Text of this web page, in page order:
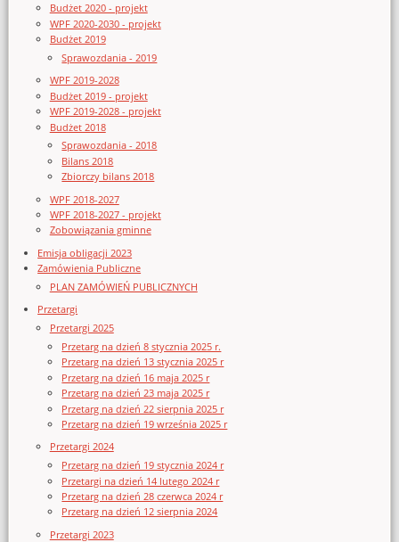
Budżet 2020 - projekt
WPF 2020-2030 - projekt
Budżet 2019
Sprawozdania - 2019
WPF 2019-2028
Budżet 2019 - projekt
WPF 2019-2028 - projekt
Budżet 2018
Sprawozdania - 2018
Bilans 2018
Zbiorczy bilans 2018
WPF 2018-2027
WPF 2018-2027 - projekt
Zobowiązania gminne
Emisja obligacji 2023
Zamówienia Publiczne
PLAN ZAMÓWIEŃ PUBLICZNYCH
Przetargi
Przetargi 2025
Przetarg na dzień 8 stycznia 2025 r.
Przetarg na dzień 13 stycznia 2025 r
Przetarg na dzień 16 maja 2025 r
Przetarg na dzień 23 maja 2025 r
Przetarg na dzień 22 sierpnia 2025 r
Przetarg na dzień 19 września 2025 r
Przetargi 2024
Przetarg na dzień 19 stycznia 2024 r
Przetargi na dzień 14 lutego 2024 r
Przetarg na dzień 28 czerwca 2024 r
Przetarg na dzień 12 sierpnia 2024
Przetargi 2023